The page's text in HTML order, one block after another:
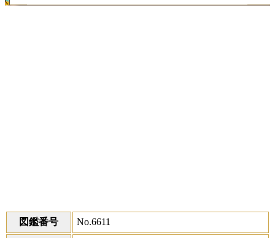
図鑑番号 No.6611